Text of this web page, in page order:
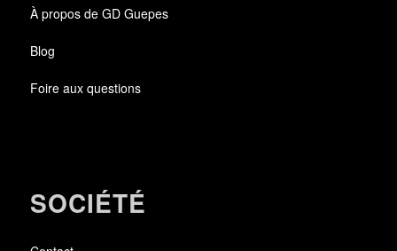
À propos de GD Guepes
Blog
Foire aux questions
SOCIÉTÉ